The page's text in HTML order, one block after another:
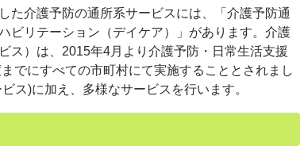
介護予防の通所系サービスには、「介護予防通
ビリテーション（デイケア）」があります。介護
ス）は、2015年4月より介護予防・日常生活支援
でにすべての市町村にて実施することとされまし
ス)に加え、多様なサービスを行います。